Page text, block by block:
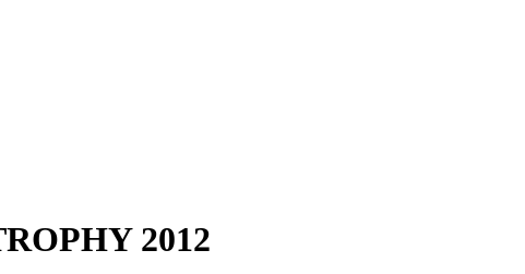
2012